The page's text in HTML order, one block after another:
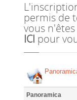
permis de
vous
ICI pour
Panoramica